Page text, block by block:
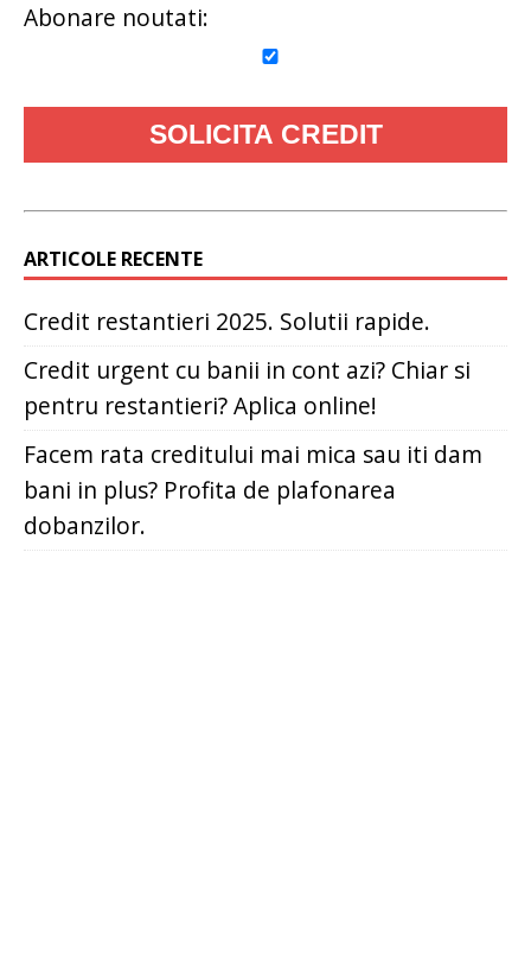
Abonare noutati:
ARTICOLE RECENTE
Credit restantieri 2025. Solutii rapide.
Credit urgent cu banii in cont azi? Chiar si
pentru restantieri? Aplica online!
Facem rata creditului mai mica sau iti dam
bani in plus? Profita de plafonarea
dobanzilor.